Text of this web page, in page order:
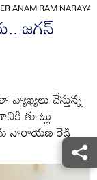
ANAM RAM
జగన్
చేస్తున్న
తూట్లు
నారాయణ రెడ్డి